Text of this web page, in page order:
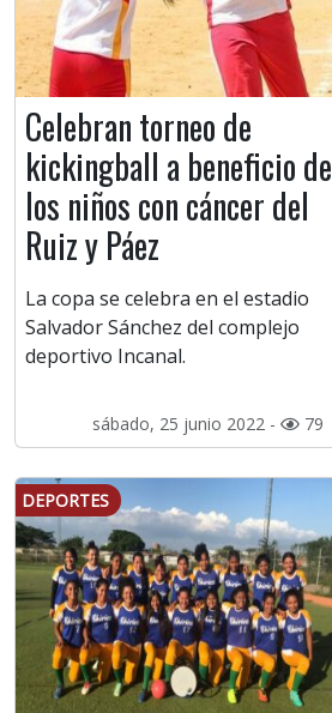
Celebran torneo de
kickingball a beneficio de
los niños con cáncer del
Ruiz y Páez
La copa se celebra en el estadio
Salvador Sánchez del complejo
deportivo Incanal.
sábado, 25 junio 2022 - 79
DEPORTES